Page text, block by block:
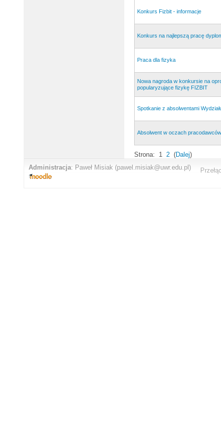
Konkurs Fizbit - informacje
Konkurs na najlepszą pracę
Praca dla fizyka
Nowa nagroda w konkursie na
popularyzujące fizykę FIZBIT
Spotkanie z absolwentami
Absolwent w oczach
Strona: 1 2(Dalej)
Administracja: Paweł Misiak (pawel.misiak@uwr.edu.pl)